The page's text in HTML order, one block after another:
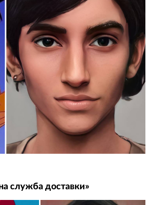
служба доставки»